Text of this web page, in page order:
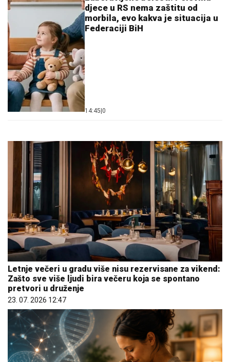
djece u RS nema zaštitu od
morbila, evo kakva je situacija u
Federaciji BiH
14:45 0
Letnje večeri u gradu više nisu rezervisane za vikend:
Zašto sve više ljudi bira večeru koja se spontano
pretvori u druženje
23. 07. 2026 12:47